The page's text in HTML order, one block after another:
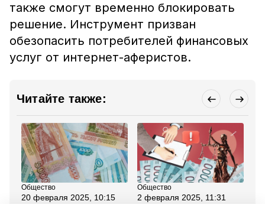
также смогут временно блокировать
решение. Инструмент призван
обезопасить потребителей финансовых
услуг от интернет-аферистов.
Читайте также:
Общество
20 февраля 2025, 10:15
Общество
2 февраля 2025, 11:31